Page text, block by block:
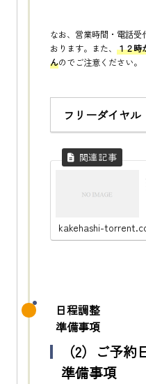
なお、営業時間・電話受
おります。また、 １２時
んのでご注意ください。
フリーダイヤ
kakehashi-
日程調整
準備事項
（2）ご予
準備事項